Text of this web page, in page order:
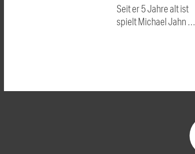
Seit er 5 Jahre alt ist
spielt Michael Jahn …